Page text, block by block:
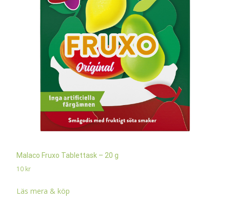
Malaco Fruxo Tablettask – 20 g
10 kr
Läs mera & köp